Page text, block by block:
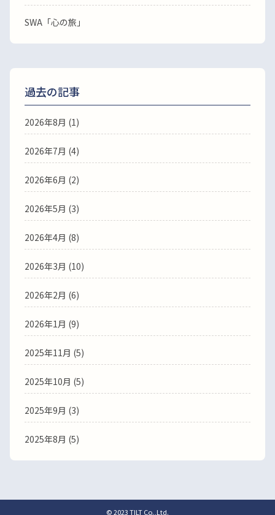
SWA「心の旅」
過去の記事
2026年8月 (1)
2026年7月 (4)
2026年6月 (2)
2026年5月 (3)
2026年4月 (8)
2026年3月 (10)
2026年2月 (6)
2026年1月 (9)
2025年11月 (5)
2025年10月 (5)
2025年9月 (3)
2025年8月 (5)
© 2023 TILT Co.,Ltd.